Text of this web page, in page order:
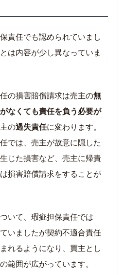
責任でも認められていまし
は内容が少し異なっていま
の損害賠償請求は売主の無
なくても責任を負う必要が
の過失責任に変わります。
では、売主が故意に隠した
じた損害など、売主に帰責
損害賠償請求をすることが
いて、瑕疵担保責任では
いましたが契約不適合責任
れるようになり、買主とし
範囲が広がっています。